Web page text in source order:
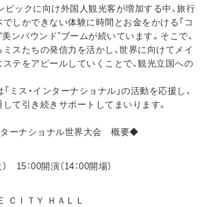
ックに向け外国人観光客が増加する中、旅行
しかできない体験に時間とお金をかける「コ
美ンバウンド”ブームが続いています。そこで、
スたちの発信力を活かし、世界に向けてメイ
テをアピールしていくことで、観光立国への
「ミス・インターナショナル」の活動を応援し、
て引き続きサポートしてまいります。
ターナショナル世界大会 概要◆
15：00開演（14：00開場）
ＣＩＴＹ ＨＡＬＬ